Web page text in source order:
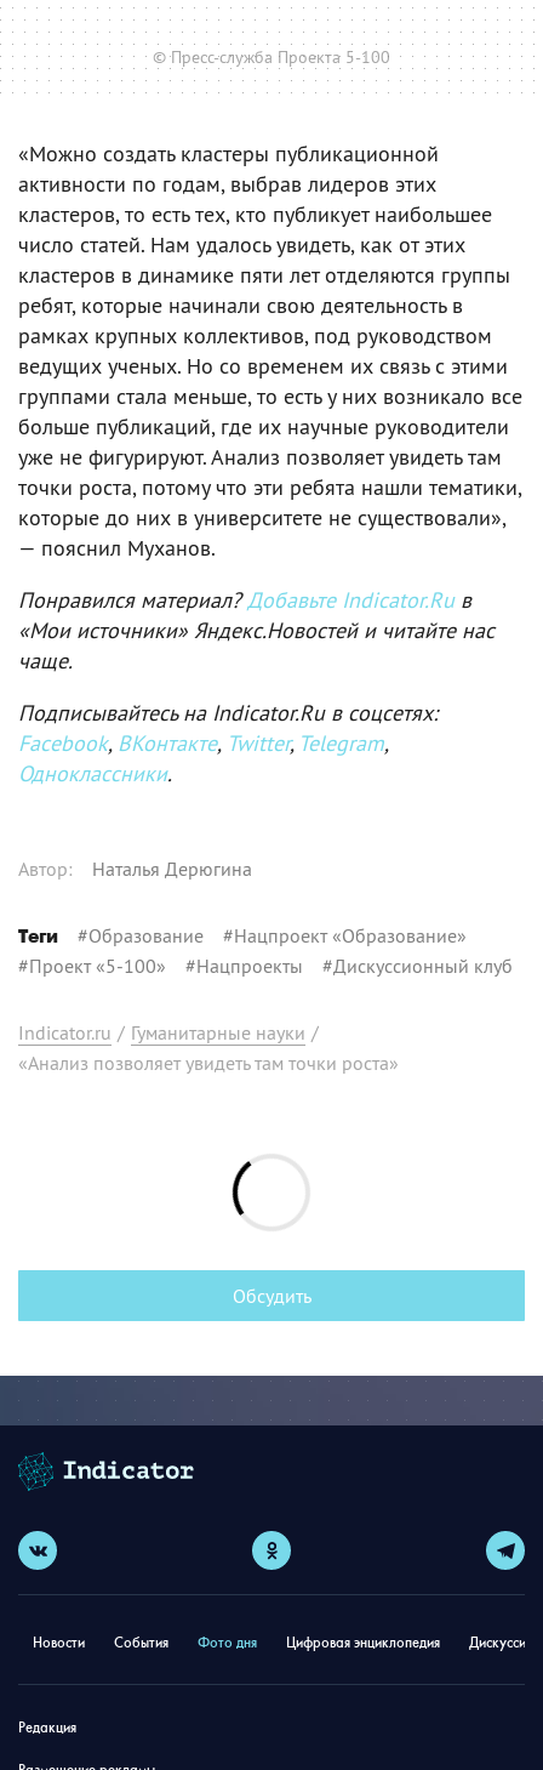
© Пресс-служба Проекта 5-100
«Можно создать кластеры публикационной
активности по годам, выбрав лидеров этих
кластеров, то есть тех, кто публикует наибольшее
число статей. Нам удалось увидеть, как от этих
кластеров в динамике пяти лет отделяются группы
ребят, которые начинали свою деятельность в
рамках крупных коллективов, под руководством
ведущих ученых. Но со временем их связь с этими
группами стала меньше, то есть у них возникало все
больше публикаций, где их научные руководители
уже не фигурируют. Анализ позволяет увидеть там
точки роста, потому что эти ребята нашли тематики,
которые до них в университете не существовали»,
— пояснил Муханов.
Понравился материал?Добавьте Indicator.Ruв
«Мои источники» Яндекс.Новостей и читайте нас
чаще.
Подписывайтесь на Indicator.Ru в соцсетях:
Facebook, ВКонтакте, Twitter, Telegram,
Одноклассники.
Автор: Наталья Дерюгина
Теги #Образование #Нацпроект «Образование»
#Проект «5-100» #Нацпроекты #Дискуссионный клуб
Indicator.ru / Гуманитарные науки /
«Анализ позволяет увидеть там точки роста»
Обсудить
Новости События Фото дня Цифровая энциклопедия
Редакция